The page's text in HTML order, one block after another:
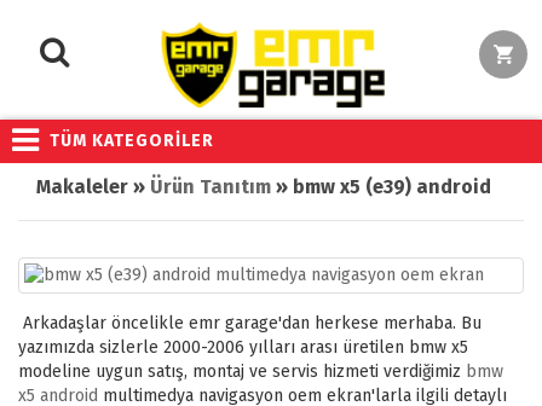
TÜM KATEGORİLER
Makaleler » Ürün Tanıtım » bmw x5 (e39) android multimedya navigasyon oem ekran
Arkadaşlar öncelikle emr garage'dan herkese merhaba. Bu
yazımızda sizlerle 2000-2006 yılları arası üretilen bmw x5
modeline uygun satış, montaj ve servis hizmeti verdiğimiz bmw
x5 android multimedya navigasyon oem ekran'larla ilgili detaylı